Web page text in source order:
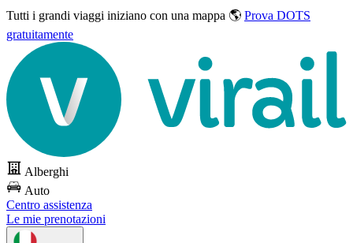
Tutti i grandi viaggi iniziano con una mappa 🌎 Prova DOTS
gratuitamente
Alberghi
Auto
Centro assistenza
Le mie prenotazioni